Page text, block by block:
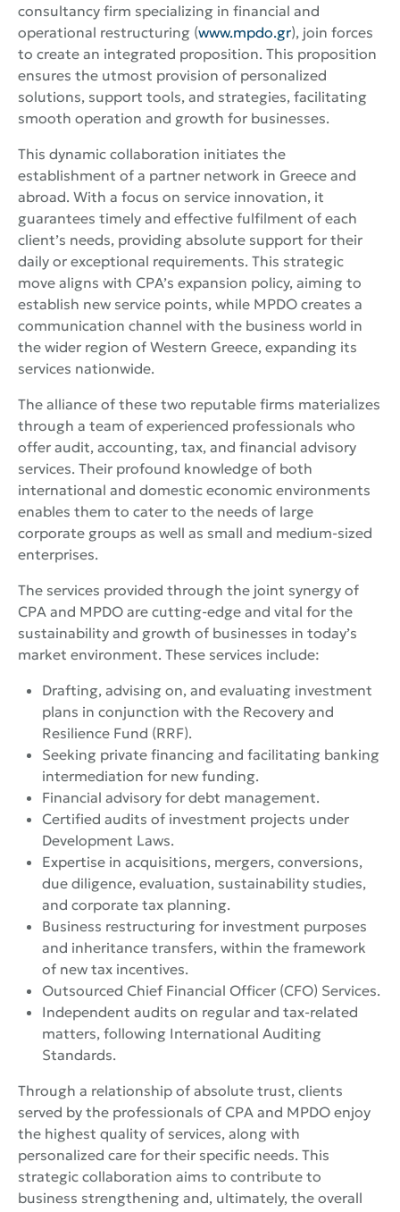
consultancy firm specializing in financial and
operational restructuring (www.mpdo.gr), join forces
to create an integrated proposition. This proposition
ensures the utmost provision of personalized
solutions, support tools, and strategies, facilitating
smooth operation and growth for businesses.
This dynamic collaboration initiates the
establishment of a partner network in Greece and
abroad. With a focus on service innovation, it
guarantees timely and effective fulfilment of each
client’s needs, providing absolute support for their
daily or exceptional requirements. This strategic
move aligns with CPA’s expansion policy, aiming to
establish new service points, while MPDO creates a
communication channel with the business world in
the wider region of Western Greece, expanding its
services nationwide.
The alliance of these two reputable firms materializes
through a team of experienced professionals who
offer audit, accounting, tax, and financial advisory
services. Their profound knowledge of both
international and domestic economic environments
enables them to cater to the needs of large
corporate groups as well as small and medium-sized
enterprises.
The services provided through the joint synergy of
CPA and MPDO are cutting-edge and vital for the
sustainability and growth of businesses in today’s
market environment. These services include:
Drafting, advising on, and evaluating investment
plans in conjunction with the Recovery and
Resilience Fund (RRF).
Seeking private financing and facilitating banking
intermediation for new funding.
Financial advisory for debt management.
Certified audits of investment projects under
Development Laws.
Expertise in acquisitions, mergers, conversions,
due diligence, evaluation, sustainability studies,
and corporate tax planning.
Business restructuring for investment purposes
and inheritance transfers, within the framework
of new tax incentives.
Outsourced Chief Financial Officer (CFO) Services.
Independent audits on regular and tax-related
matters, following International Auditing
Standards.
Through a relationship of absolute trust, clients
served by the professionals of CPA and MPDO enjoy
the highest quality of services, along with
personalized care for their specific needs. This
strategic collaboration aims to contribute to
business strengthening and, ultimately, the overall